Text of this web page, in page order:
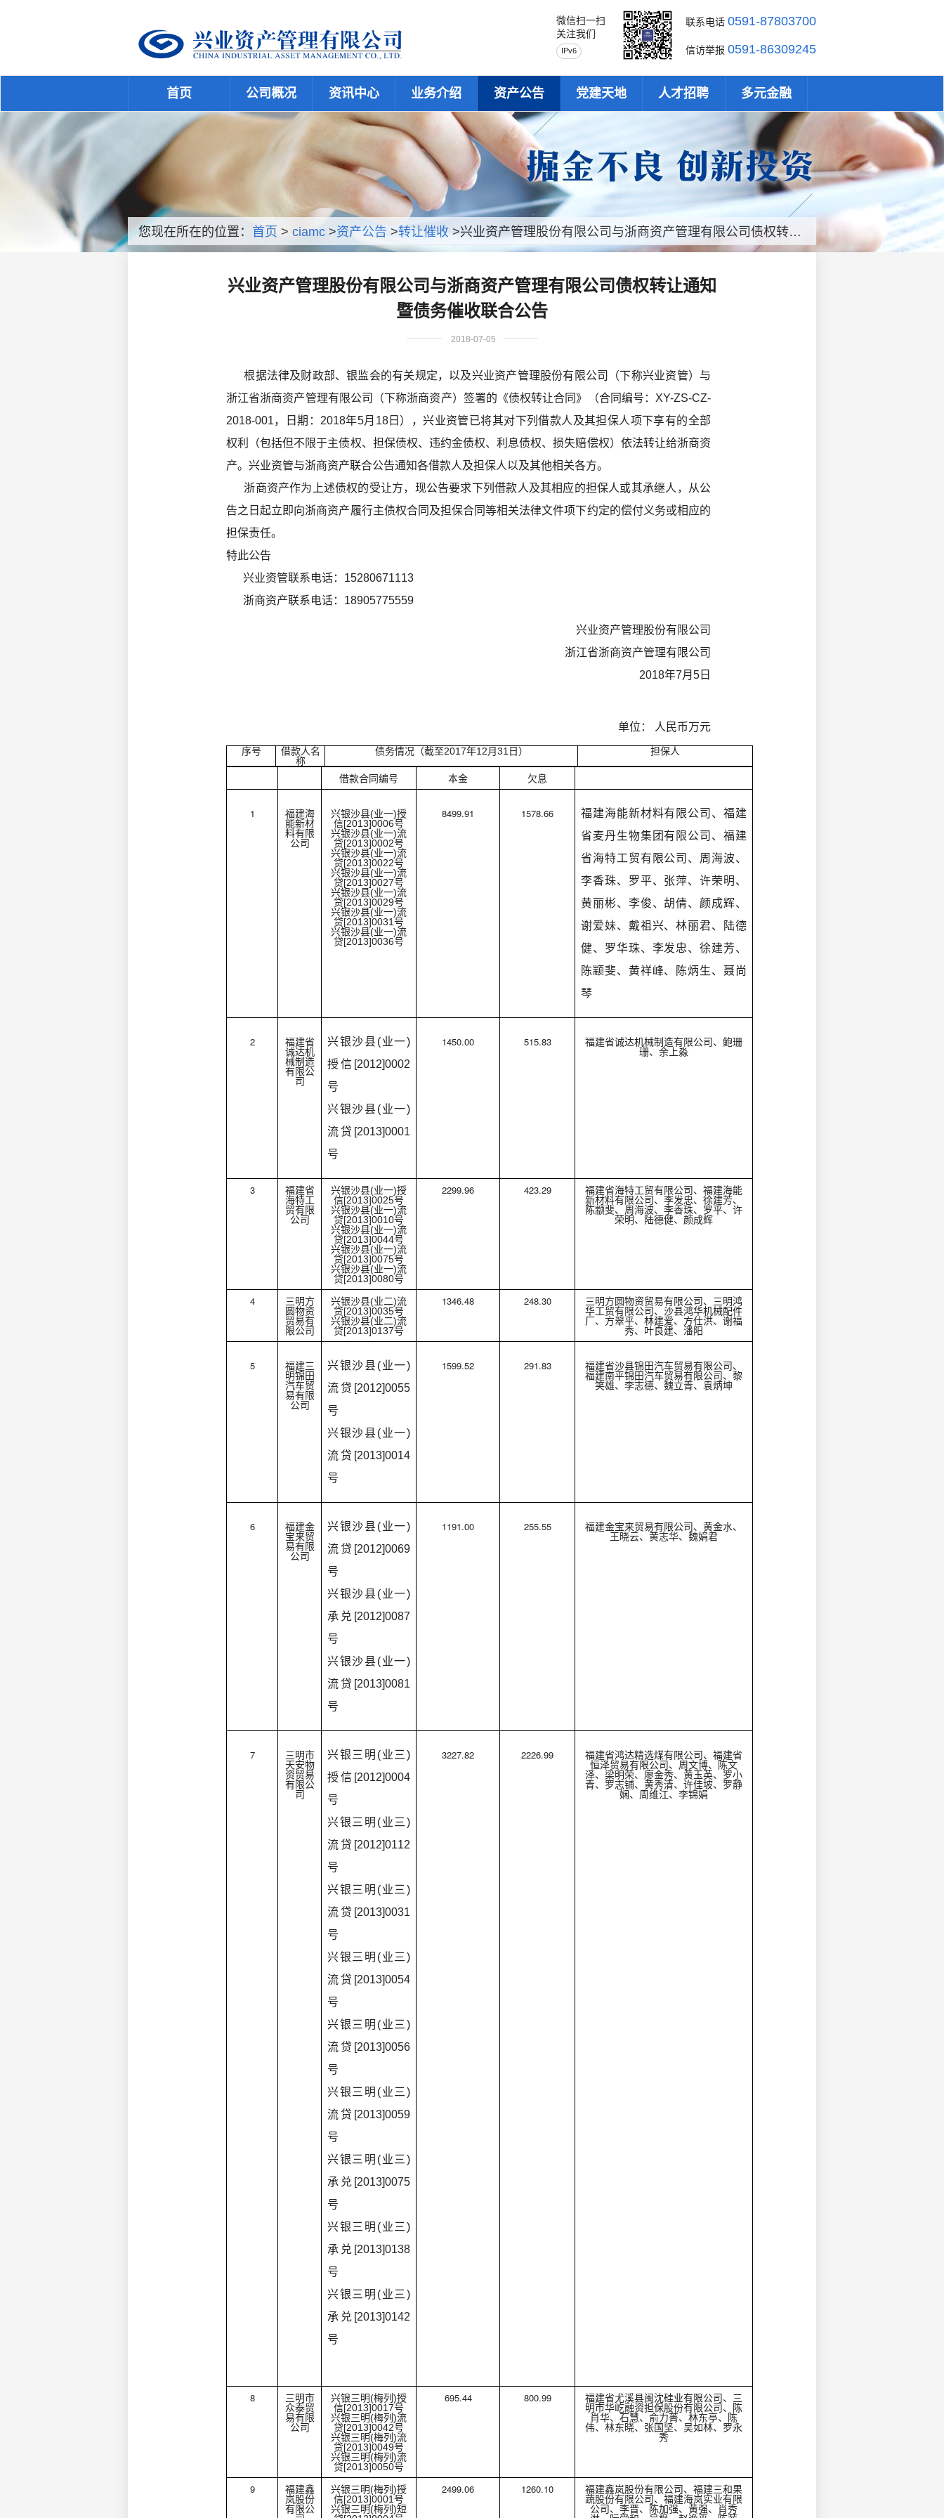
微信扫一扫
关注我们
IPv6
联系电话 0591-87803700
信访举报 0591-86309245
首页 公司概况 资讯中心 业务介绍 资产公告 党建天地 人才招聘 多元金融
您现在所在的位置： 首页 > ciamc >资产公告 >转让催收 >兴业资产管理股份有限公司与浙商资产管理有限公司债权转让通知
兴业资产管理股份有限公司与浙商资产管理有限公司债权转让通知
暨债务催收联合公告
2018-07-05
根据法律及财政部、银监会的有关规定，以及兴业资产管理股份有限公司（下称兴业资管）与
浙江省浙商资产管理有限公司（下称浙商资产）签署的《债权转让合同》（合同编号：XY-ZS-CZ-
2018-001，日期：2018年5月18日），兴业资管已将其对下列借款人及其担保人项下享有的全部
权利（包括但不限于主债权、担保债权、违约金债权、利息债权、损失赔偿权）依法转让给浙商资
产。兴业资管与浙商资产联合公告通知各借款人及担保人以及其他相关各方。
浙商资产作为上述债权的受让方，现公告要求下列借款人及其相应的担保人或其承继人，从公
告之日起立即向浙商资产履行主债权合同及担保合同等相关法律文件项下约定的偿付义务或相应的
担保责任。
特此公告
兴业资管联系电话：15280671113
浙商资产联系电话：18905775559
兴业资产管理股份有限公司
浙江省浙商资产管理有限公司
2018年7月5日
单位： 人民币万元
序号
借款人名
称
债务情况（截至2017年12月31日） 担保人
借款合同编号 本金 欠息
1
福建海
能新材
料有限
公司
兴银沙县(业一)授
信[2013]0006号
兴银沙县(业一)流
贷[2013]0002号
兴银沙县(业一)流
贷[2013]0022号
兴银沙县(业一)流
贷[2013]0027号
兴银沙县(业一)流
贷[2013]0029号
兴银沙县(业一)流
贷[2013]0031号
兴银沙县(业一)流
贷[2013]0036号
8499.91 1578.66
福建海能新材料有限公司、福建
省麦丹生物集团有限公司、福建
省海特工贸有限公司、周海波、
李香珠、罗平、张萍、许荣明、
黄丽彬、李俊、胡倩、颜成辉、
谢爱妹、戴祖兴、林丽君、陆德
健、罗华珠、李发忠、徐建芳、
陈颛斐、黄祥峰、陈炳生、聂尚
琴
2
福建省
诚达机
械制造
有限公
司
兴银沙县(业一)
授信[2012]0002
号
兴银沙县(业一)
流贷[2013]0001
号
1450.00 515.83
福建省诚达机械制造有限公司、鲍珊
珊、余上淼
3
福建省
海特工
贸有限
公司
兴银沙县(业一)授
信[2013]0025号
兴银沙县(业一)流
贷[2013]0010号
兴银沙县(业一)流
贷[2013]0044号
兴银沙县(业一)流
贷[2013]0075号
兴银沙县(业一)流
贷[2013]0080号
2299.96 423.29
福建省海特工贸有限公司、福建海能
新材料有限公司、李发忠、徐建芳、
陈颛斐、周海波、李香珠、罗平、许
荣明、陆德健、颜成辉
4
三明方
圆物资
贸易有
限公司
兴银沙县(业二)流
贷[2013]0035号
兴银沙县(业二)流
贷[2013]0137号
1346.48 248.30
三明方圆物资贸易有限公司、三明鸿
华工贸有限公司、沙县鸿华机械配件
厂、方翠平、林建爱、方仕洪、谢福
秀、叶良建、潘阳
5
福建三
明锦田
汽车贸
易有限
公司
兴银沙县(业一)
流贷[2012]0055
号
兴银沙县(业一)
流贷[2013]0014
号
1599.52 291.83
福建省沙县锦田汽车贸易有限公司、
福建南平锦田汽车贸易有限公司、黎
笑雄、李志德、魏立青、袁炳坤
6
福建金
宝来贸
易有限
公司
兴银沙县(业一)
流贷[2012]0069
号
兴银沙县(业一)
承兑[2012]0087
号
兴银沙县(业一)
流贷[2013]0081
号
1191.00 255.55
福建金宝来贸易有限公司、黄金水、
王晓云、黄志华、魏娟君
7
三明市
天安物
资贸易
有限公
司
兴银三明(业三)
授信[2012]0004
号
兴银三明(业三)
流贷[2012]0112
号
兴银三明(业三)
流贷[2013]0031
号
兴银三明(业三)
流贷[2013]0054
号
兴银三明(业三)
流贷[2013]0056
号
兴银三明(业三)
流贷[2013]0059
号
兴银三明(业三)
承兑[2013]0075
号
兴银三明(业三)
承兑[2013]0138
号
兴银三明(业三)
承兑[2013]0142
号
3227.82 2226.99
福建省鸿达精选煤有限公司、福建省
恒泽贸易有限公司、周文博、陈文
泽、梁明荣、廖金秀、黄玉英、罗小
青、罗志铺、黄秀清、许佳坡、罗静
娴、周维江、李锦娟
8
三明市
众泰贸
易有限
公司
兴银三明(梅列)授
信[2013]0017号
兴银三明(梅列)流
贷[2013]0042号
兴银三明(梅列)流
贷[2013]0049号
兴银三明(梅列)流
贷[2013]0050号
695.44 800.99
福建省尤溪县闽沈硅业有限公司、三
明市华屹融资担保股份有限公司、陈
肖华、石慧、俞力菁、林东亭、陈
伟、林东晓、张国坚、吴如林、罗永
秀
9
福建鑫
岚股份
有限公
兴银三明(梅列)授
信[2013]0001号
兴银三明(梅列)短
2499.06 1260.10
福建鑫岚股份有限公司、福建三和果
蔬股份有限公司、福建海岚实业有限
公司、李晋、陈加强、黄强、肖秀